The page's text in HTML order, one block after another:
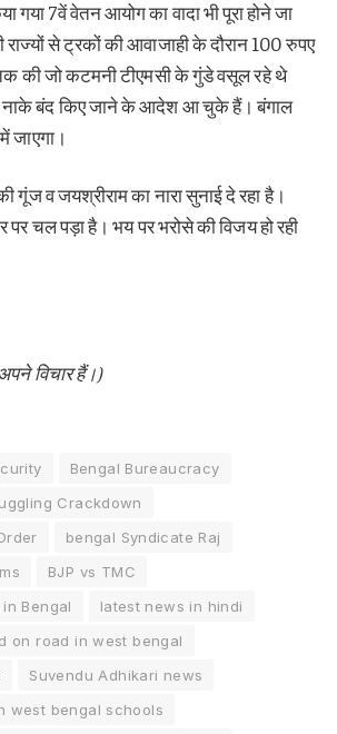
गया 7वें वेतन आयोग का वादा भी पूरा होने जा
राज्यों से ट्रकों की आवाजाही के दौरान 100 रुपए
की जो कटमनी टीएमसी के गुंडे वसूल रहे थे
बंद किए जाने के आदेश आ चुके हैं। बंगाल
जाएगा।
गूंज व जयश्रीराम का नारा सुनाई दे रहा है।
पर चल पड़ा है। भय पर भरोसे की विजय हो रही
विचार हैं।)
Bengal Bureaucracy
Crackdown
bengal Syndicate Raj
BJP vs TMC
Bengal
latest news in hindi
on road in west bengal
Suvendu Adhikari news
west bengal schools